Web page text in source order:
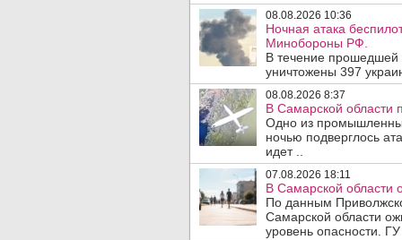
08.08.2026 10:36
Ночная атака
Минобороны РФ.
В течение
уничтожены 397
08.08.2026 8:37
В Самарской области
Одно из
ночью подверглось
идет ..
07.08.2026 18:11
В Самарской области
По данным
Самарской области
уровень опасности.